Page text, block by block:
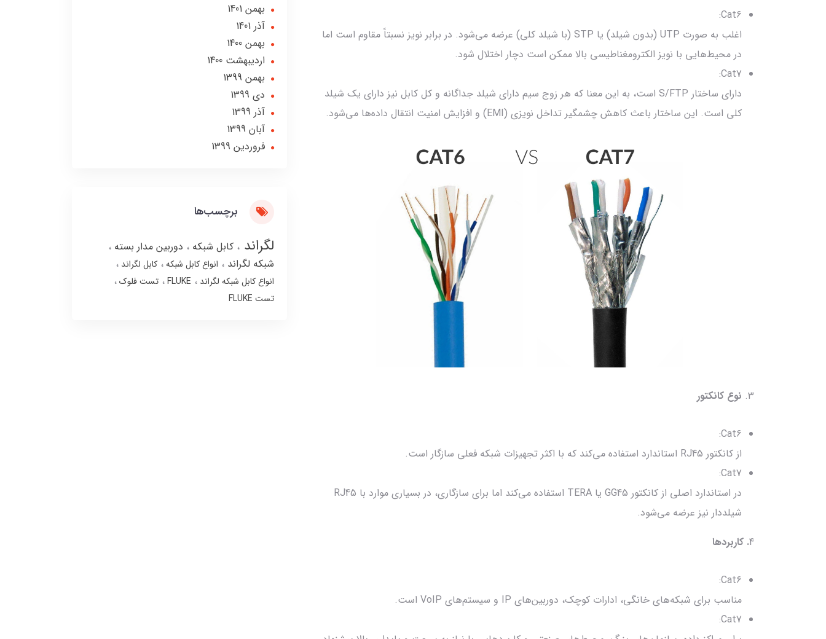
Cat6:
اغلب به صورت UTP (بدون شیلد) یا STP (با شیلد کلی) عرضه می‌شود. در برابر نویز نسبتاً مقاوم است اما
در محیط‌هایی با نویز الکترومغناطیسی بالا ممکن است دچار اختلال شود.
Cat7:
دارای ساختار S/FTP است، به این معنا که هر زوج سیم دارای شیلد جداگانه و کل کابل نیز دارای یک شیلد
کلی است. این ساختار باعث کاهش چشمگیر تداخل نویزی (EMI) و افزایش امنیت انتقال داده‌ها می‌شود.
3. نوع کانکتور
Cat6:
از کانکتور RJ45 استاندارد استفاده می‌کند که با اکثر تجهیزات شبکه فعلی سازگار است.
Cat7:
در استاندارد اصلی از کانکتور GG45 یا TERA استفاده می‌کند اما برای سازگاری، در بسیاری موارد با RJ45
شیلددار نیز عرضه می‌شود.
4. کاربردها
Cat6:
مناسب برای شبکه‌های خانگی، ادارات کوچک، دوربین‌های IP و سیستم‌های VoIP است.
Cat7:
بهمن 1401
آذر 1401
بهمن 1400
ارديبهشت 1400
بهمن 1399
دی 1399
آذر 1399
آبان 1399
فروردین 1399
برچسب‌ها
لگراند کابل شبکه
دوربین مدار بسته
شبکه لگراند
انواع کابل شبکه
کابل لگراند
انواع کابل شبکه لگراند
FLUKE
تست فلوک
تست FLUKE